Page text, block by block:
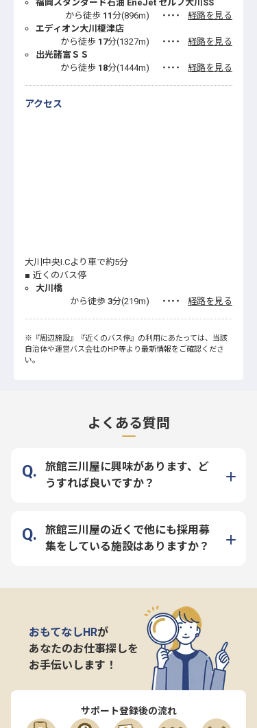
福岡スタンダード石油 EneJet セルフ大川SS
から徒歩 11分(896m) ・・・・
経路を見る
エディオン大川榎津店
から徒歩 17分(1327m) ・・・・
経路を見る
出光諸富ＳＳ
から徒歩 18分(1444m) ・・・・ 経路を見る
アクセス
大川中央I.Cより車で約5分
近くのバス停
大川橋
から徒歩 3分(219m) ・・・・ 経路を見る
※ 『周辺施設』 『近くのバス停』 の利用にあたっては、当該
自治体や運営バス会社のHP等より最新情報をご確認くださ
い。
よくある質問
旅館三川屋に興味があります、ど
うすれば良いですか？
旅館三川屋の近くで他にも採用募
集をしている施設はありますか？
おもてなしHRが
あなたのお仕事探しを
お手伝いします！
サポート登録後の流れ